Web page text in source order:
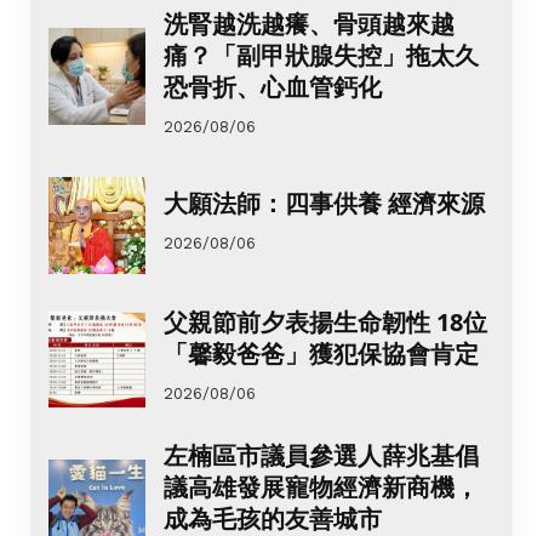
洗腎越洗越癢、骨頭越來越
痛？「副甲狀腺失控」拖太久
恐骨折、心血管鈣化
2026/08/06
大願法師：四事供養 經濟來源
2026/08/06
父親節前夕表揚生命韌性 18位
「馨毅爸爸」獲犯保協會肯定
2026/08/06
左楠區市議員參選人薛兆基倡
議高雄發展寵物經濟新商機，
成為毛孩的友善城市